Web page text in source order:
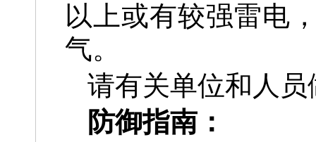
以上或有较强雷电
气。
请有关单位和人
防御指南：